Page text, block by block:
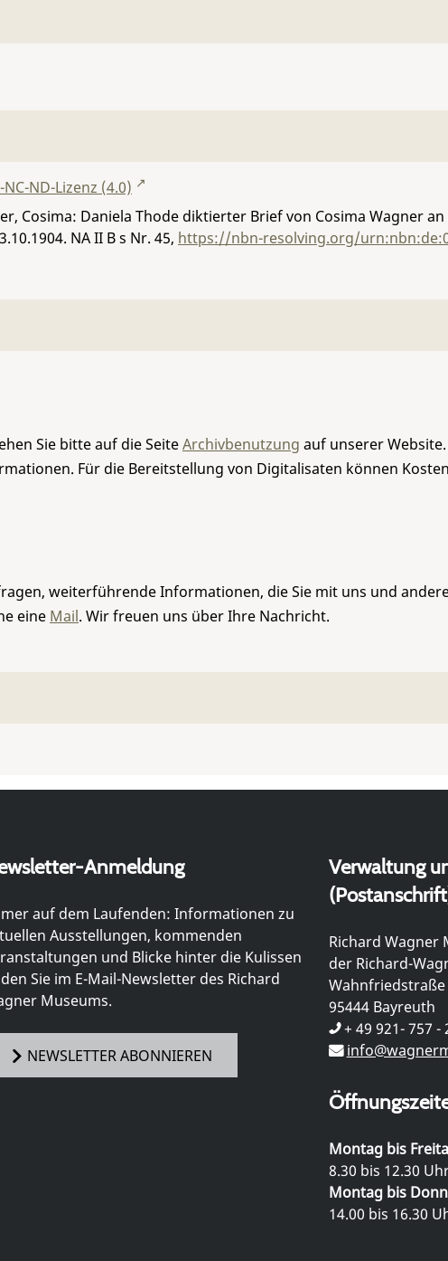
NC-ND-Lizenz (4.0)
Cosima: Daniela Thode diktierter Brief von Cosima Wagner
NA II B s Nr. 45, https://nbn-resolving.org/
Sie bitte auf die SeiteArchivbenutzung auf unserer
Für die Bereitstellung von Digitalisaten können
weiterführende Informationen, die Sie mit uns und
eine Mail. Wir freuen uns über Ihre Nachricht.
Anmeldung
auf dem Laufenden: Informationen zu
Ausstellungen, kommenden
und Blicke hinter die Kulissen
Sie im E-Mail-Newsletter des Richard
Museums.
NEWSLETTER ABONNIEREN
Verwaltung
Richard Wagner
der Richard-
Wahnfriedstraße
95444 Bayreuth
+ 49 921- 757 -
Montag bis
8.30 bis 12.30
Montag bis
14.00 bis 16.30